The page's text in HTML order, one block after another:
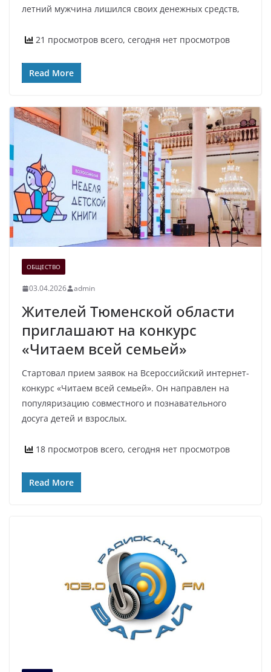
летний мужчина лишился своих денежных средств,
21 просмотров всего, сегодня нет просмотров
Read More
ОБЩЕСТВО
03.04.2026 admin
Жителей Тюменской области
приглашают на конкурс
«Читаем всей семьей»
Стартовал прием заявок на Всероссийский интернет-
конкурс «Читаем всей семьей». Он направлен на
популяризацию совместного и познавательного
досуга детей и взрослых.
18 просмотров всего, сегодня нет просмотров
Read More